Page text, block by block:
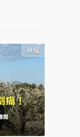
財經